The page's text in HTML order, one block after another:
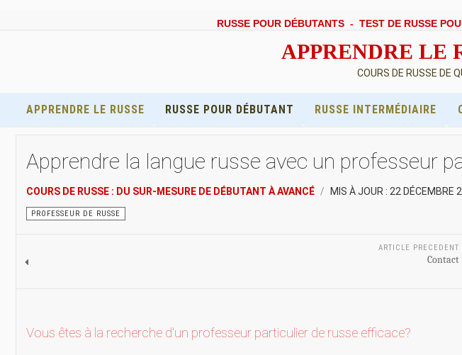
RUSSE POUR DÉBUTANTS - TEST DE RUSSE
APPRENDRE LE
COURS DE RUSSE DE
APPRENDRE LE RUSSE RUSSE POUR DÉBUTANT RUSSE INTERMÉDIAIRE
Apprendre la langue russe avec un professeur
COURS DE RUSSE : DU SUR-MESURE DE DÉBUTANT À AVANCÉ MIS À JOUR : 22 DÉCEMBRE
PROFESSEUR DE RUSSE
ARTICLE PRECEDENT
Contact
Vous êtes à la recherche d'un professeur particulier de russe efficace?